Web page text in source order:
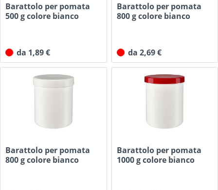
Barattolo per pomata
500 g colore bianco
da 1,89 €
Barattolo per pomata
800 g colore bianco
da 2,69 €
Barattolo per pomata
800 g colore bianco
Barattolo per pomata
1000 g colore bianco